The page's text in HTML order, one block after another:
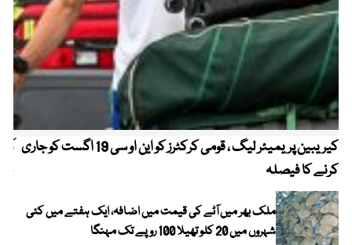
کیریبین پریمیئر لیگ ، قومی کرکٹرز کو این او سی 19 اگست کو جاری
کرنے کا فیصلہ
ملک بھر میں آٹے کی قیمت میں اضافہ، ایک ہفتے میں کئی
شہروں میں 20 کلو تھیلا 100 روپے تک مہنگا